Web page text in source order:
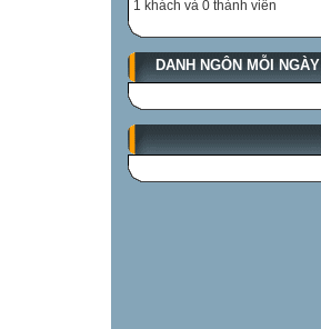
1 khách và 0 thành viên
DANH NGÔN MỖI NGÀY